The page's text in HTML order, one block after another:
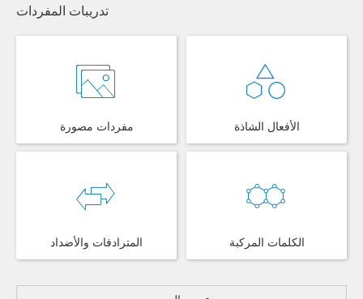
تدريبات المفردات
مفردات مصورة الأفعال الشاذة
المترادفات والأضداد الكلمات المركبة